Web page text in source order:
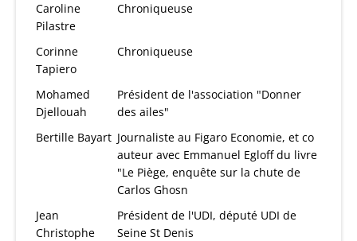
Caroline
Pilastre
Chroniqueuse
Corinne
Tapiero
Chroniqueuse
Mohamed
Djellouah
Président de l'association "Donner
des ailes"
Bertille Bayart Journaliste au Figaro Economie, et co
auteur avec Emmanuel Egloff du livre
"Le Piège, enquête sur la chute de
Carlos Ghosn
Jean
Christophe
Président de l'UDI, député UDI de
Seine St Denis